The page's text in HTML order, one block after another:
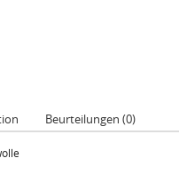
Beurteilungen (0)